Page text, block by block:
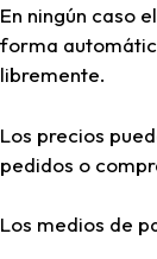
En ningún caso
forma
libremente.
Los precios
pedidos o
Los medios de